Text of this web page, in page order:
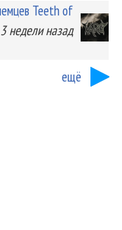
Teeth of
неделиназад
ещё